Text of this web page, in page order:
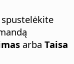
arba Taisa